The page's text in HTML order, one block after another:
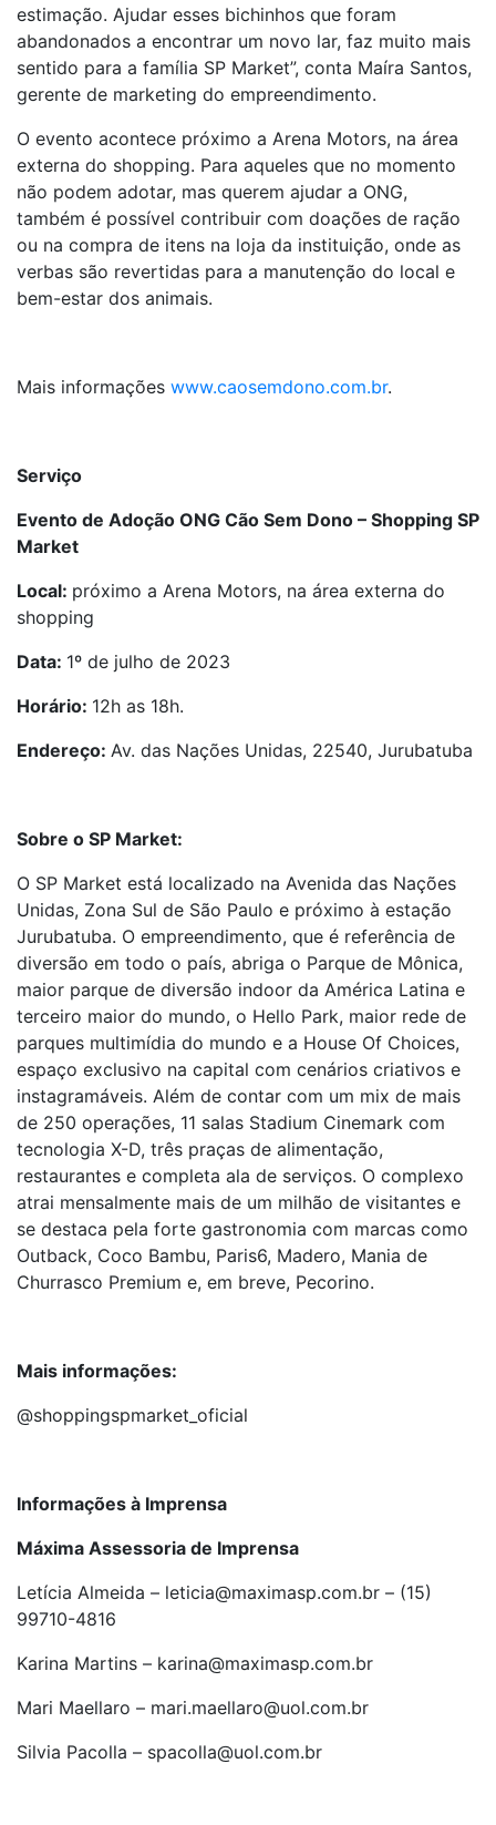
estimação. Ajudar esses bichinhos que foram
abandonados a encontrar um novo lar, faz muito mais
sentido para a família SP Market”, conta Maíra Santos,
gerente de marketing do empreendimento.
O evento acontece próximo a Arena Motors, na área
externa do shopping. Para aqueles que no momento
não podem adotar, mas querem ajudar a ONG,
também é possível contribuir com doações de ração
ou na compra de itens na loja da instituição, onde as
verbas são revertidas para a manutenção do local e
bem-estar dos animais.
Mais informações www.caosemdono.com.br.
Serviço
Evento de Adoção ONG Cão Sem Dono – Shopping SP
Market
Local: próximo a Arena Motors, na área externa do
shopping
Data: 1º de julho de 2023
Horário: 12h as 18h.
Endereço: Av. das Nações Unidas, 22540, Jurubatuba
Sobre o SP Market:
O SP Market está localizado na Avenida das Nações
Unidas, Zona Sul de São Paulo e próximo à estação
Jurubatuba. O empreendimento, que é referência de
diversão em todo o país, abriga o Parque de Mônica,
maior parque de diversão indoor da América Latina e
terceiro maior do mundo, o Hello Park, maior rede de
parques multimídia do mundo e a House Of Choices,
espaço exclusivo na capital com cenários criativos e
instagramáveis. Além de contar com um mix de mais
de 250 operações, 11 salas Stadium Cinemark com
tecnologia X-D, três praças de alimentação,
restaurantes e completa ala de serviços. O complexo
atrai mensalmente mais de um milhão de visitantes e
se destaca pela forte gastronomia com marcas como
Outback, Coco Bambu, Paris6, Madero, Mania de
Churrasco Premium e, em breve, Pecorino.
Mais informações:
@shoppingspmarket_oficial
Informações à Imprensa
Máxima Assessoria de Imprensa
Letícia Almeida – leticia@maximasp.com.br – (15)
99710-4816
Karina Martins – karina@maximasp.com.br
Mari Maellaro – mari.maellaro@uol.com.br
Silvia Pacolla – spacolla@uol.com.br